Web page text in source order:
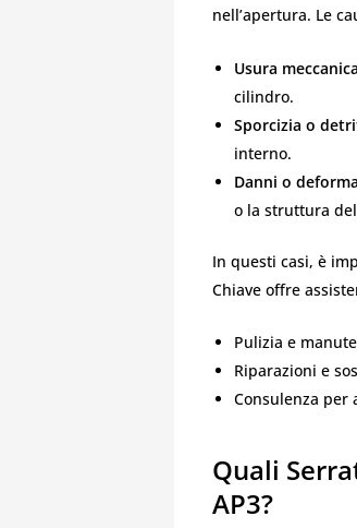
nell’apertura. Le
Usura
cilindro.
Sporcizia o
interno.
Danni o
o la struttura
In questi casi, è
Chiave offre
Pulizia e
Riparazioni e
Consulenza per
Quali
AP3?